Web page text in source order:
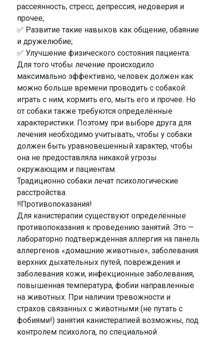
рассеянность, стресс, депрессия, недоверия и
прочее;
✅ Развитие такие навыков как общение, обаяние
и дружелюбие;
✅ Улучшение физического состояния пациента.
Для того чтобы лечение происходило
максимально эффективно, человек должен как
можно больше времени проводить с собакой:
играть с ним, кормить его, мыть его и прочее. Но
от собаки также требуются определённые
характеристики. Поэтому при выборе друга для
лечения необходимо учитывать, чтобы у собаки
должен быть уравновешенный характер, чтобы
она не предоставляла никакой угрозы
окружающим и пациентам.
Традиционно собаки лечат психологические
расстройства.
‼Противопоказания!
Для канистерапии существуют определённые
противопоказания к проведению занятий. Это —
лабораторно подтвержденная аллергия на панель
аллергенов «домашние животные», заболевания
верхних дыхательных путей, повреждения и
заболевания кожи, инфекционные заболевания,
повышенная температура, фобии направленные
на животных. При наличии тревожности и
страхов связанных с животными (не путать с
фобиями!) занятия канистерапией возможны, под
контролем психолога, по специальной